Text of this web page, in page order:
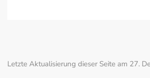
Letzte Aktualisierung dieser Seite am 27.